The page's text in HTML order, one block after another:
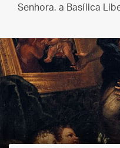
Senhora, a Basílica